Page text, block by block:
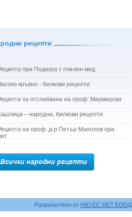
рецепти
при Подагра с пчелен мед
кръвно - билкови рецепти
за отслабване на проф. Мермерски
– народни, билкови рецепти
на проф. д-р Петър Манолов при
Разработено от НЮ ЕС НЕТ ЕООД